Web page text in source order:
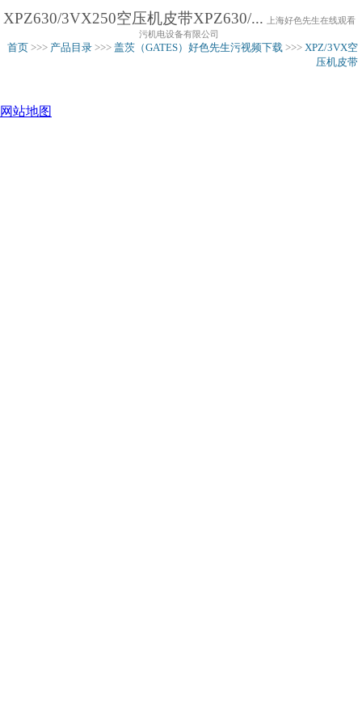
XPZ630/3VX250空压机皮带XPZ630/...
上海好色先生在线观看
污机电设备有限公司
首页 >>> 产品目录 >>> 盖茨（GATES）好色先生污视频下载 >>> XPZ/3VX空
压机皮带
网站地图